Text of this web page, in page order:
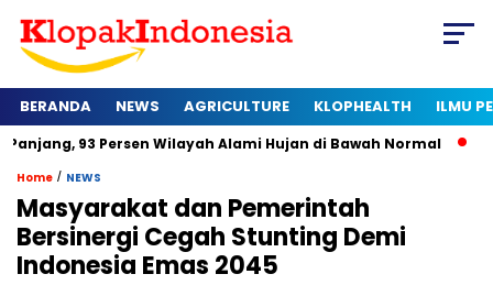
BERANDA NEWS AGRICULTURE KLOPHEALTH ILMU
Persen Wilayah Alami Hujan di Bawah Normal Kapan
Home / NEWS
Masyarakat dan Pemerintah
Bersinergi Cegah Stunting Demi
Indonesia Emas 2045